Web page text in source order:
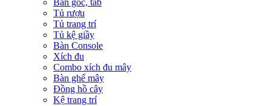
Bàn góc, tab
Tủ rượu
Tủ trang trí
Tủ kệ giầy
Bàn Console
Xích đu
Combo xích đu mây
Bàn ghế mây
Đồng hồ cây
Kệ trang trí